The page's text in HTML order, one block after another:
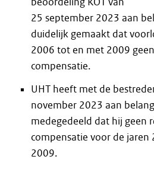
25 september 2023 aan
duidelijk gemaakt dat
2006 tot en met 2009
compensatie.
UHT heeft met de
november 2023 aan
medegedeeld dat hij geen
compensatie voor de
2009.